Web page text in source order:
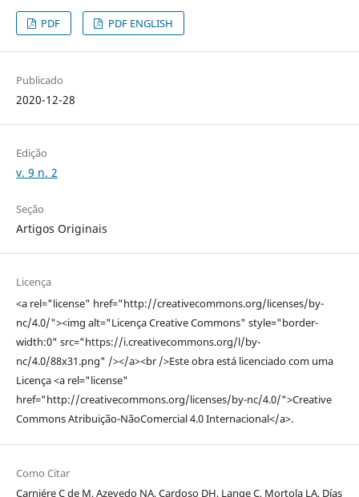
PDF PDF ENGLISH
Publicado
2020-12-28
Edição
v. 9 n. 2
Seção
Artigos Originais
Licença
<a rel="license" href="http://creativecommons.org/licenses/by-
nc/4.0/"><img alt="Licença Creative Commons" style="border-
width:0" src="https://i.creativecommons.org/l/by-
nc/4.0/88x31.png" /></a><br />Este obra está licenciado com uma
Licença <a rel="license"
href="http://creativecommons.org/licenses/by-nc/4.0/">Creative
Commons Atribuição-NãoComercial 4.0 Internacional</a>.
Como Citar
Carniére C de M, Azevedo NA, Cardoso DH, Lange C, Mortola LA, Días